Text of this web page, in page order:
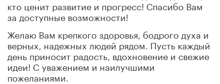
кто ценит развитие и прогресс! Спасибо Вам
за доступные возможности!
Желаю Вам крепкого здоровья, бодрого духа и
верных, надежных людей рядом. Пусть каждый
день приносит радость, вдохновение и свежие
идеи! С уважением и наилучшими
пожеланиями.